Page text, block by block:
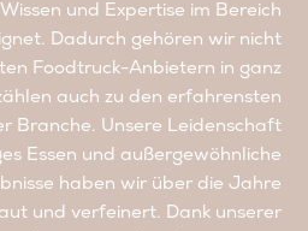
und Expertise im Bereich
Dadurch gehören wir nicht
Foodtruck-Anbietern in ganz
auch zu den erfahrensten
Branche. Unsere Leidenschaft
Essen und außergewöhnliche
haben wir über die Jahre
und verfeinert. Dank unserer